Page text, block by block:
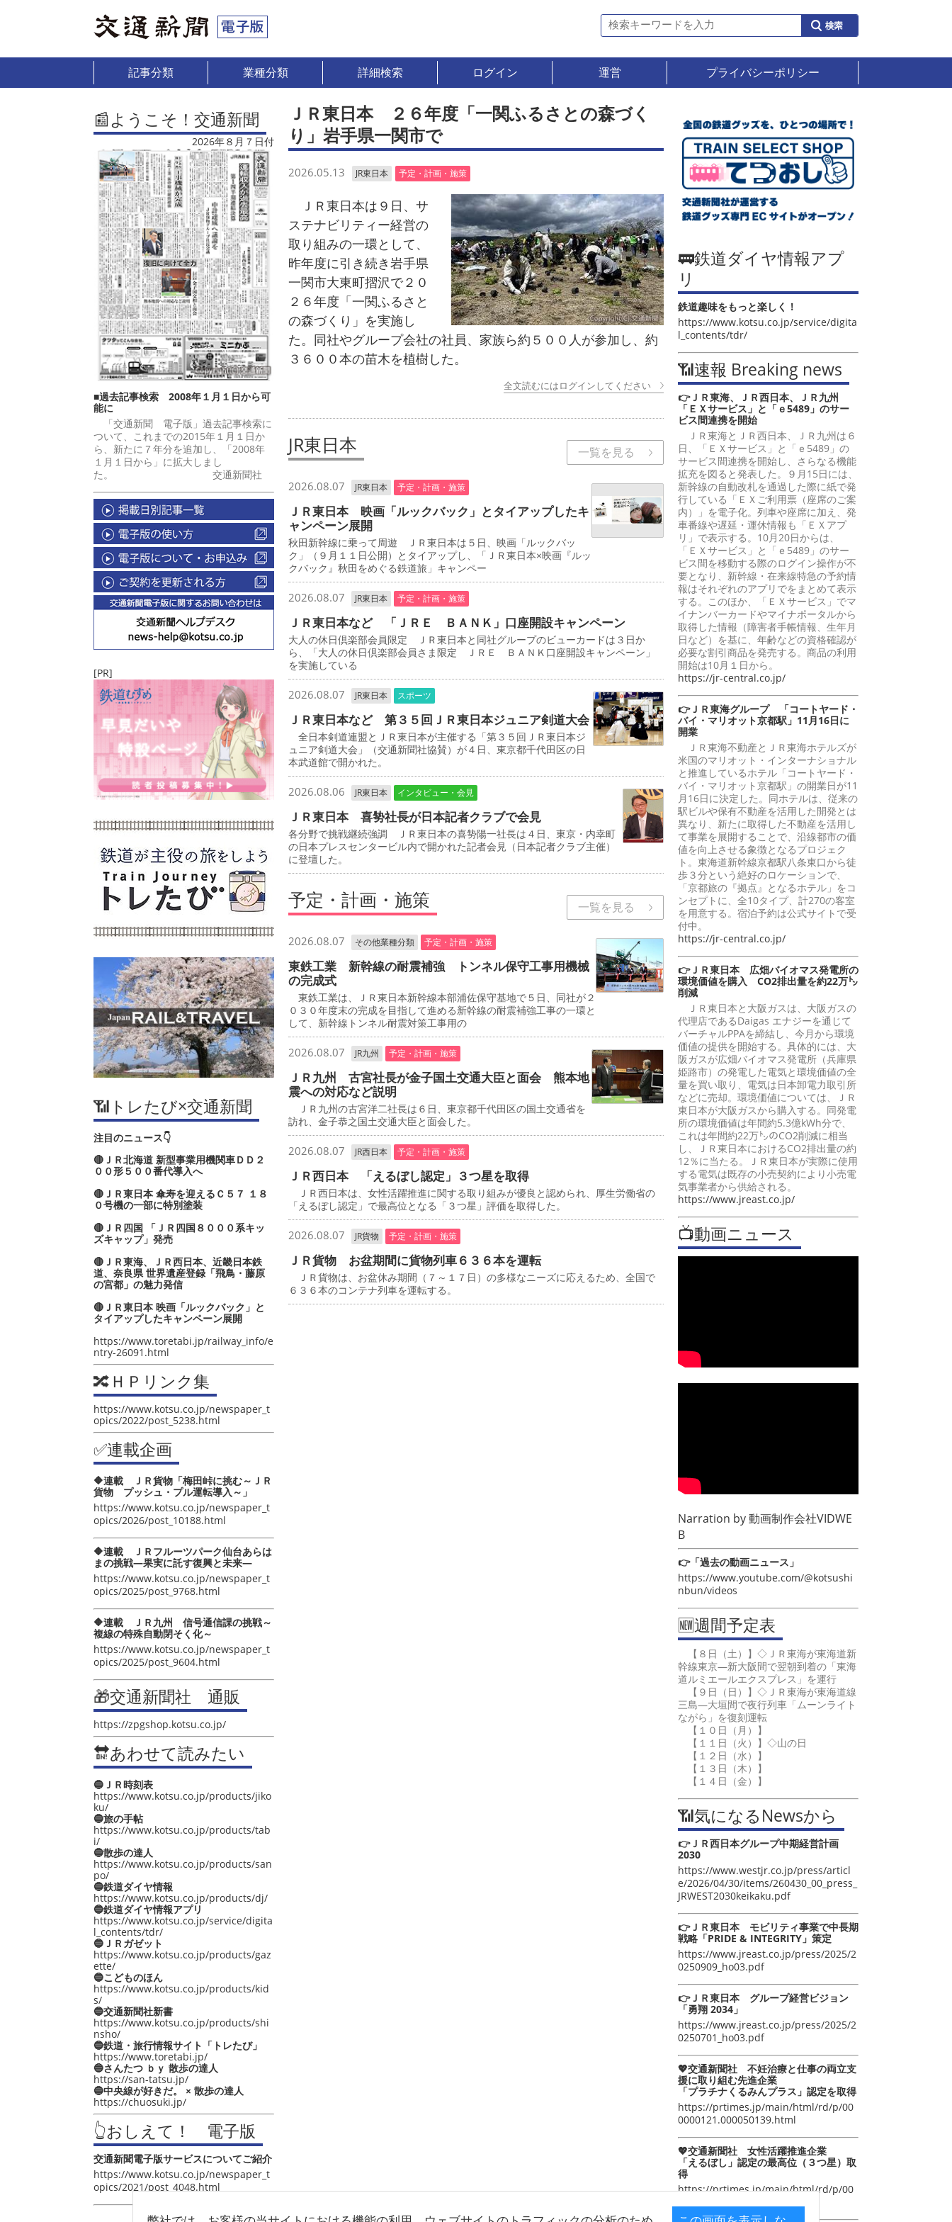
記事分類 業種分類 詳細検索 ログイン 運営 プライバシーポリシー
📰ようこそ！交通新聞
2026年８月７日付
■過去記事検索 2008年１月１日から可
能に
「交通新聞 電子版」過去記事検索に
ついて、これまでの2015年１月１日か
ら、新たに７年分を追加し、「2008年
１月１日から」に拡大しまし
た。 交通新聞社
[PR]
📶トレたび×交通新聞
注目のニュース👇
🔴ＪＲ北海道 新型事業用機関車ＤＤ２
００形５００番代導入へ
🔴ＪＲ東日本 傘寿を迎えるＣ５７ １８
０号機の一部に特別塗装
🔴ＪＲ四国 「ＪＲ四国８０００系キッ
ズキャップ」発売
🔴ＪＲ東海、ＪＲ西日本、近畿日本鉄
道、奈良県 世界遺産登録「飛鳥・藤原
の宮都」の魅力発信
🔴ＪＲ東日本 映画「ルックバック」と
タイアップしたキャンペーン展開
https://www.toretabi.jp/railway_info/e
ntry-26091.html
🔀ＨＰリンク集
https://www.kotsu.co.jp/newspaper_t
opics/2022/post_5238.html
✅連載企画
🔶連載 ＪＲ貨物「梅田峠に挑む～ＪＲ
貨物 プッシュ・プル運転導入～」
https://www.kotsu.co.jp/newspaper_t
opics/2026/post_10188.html
🔶連載 ＪＲフルーツパーク仙台あらは
まの挑戦―果実に託す復興と未来―
https://www.kotsu.co.jp/newspaper_t
opics/2025/post_9768.html
🔶連載 ＪＲ九州 信号通信課の挑戦～
複線の特殊自動閉そく化～
https://www.kotsu.co.jp/newspaper_t
opics/2025/post_9604.html
🎁交通新聞社 通販
https://zpgshop.kotsu.co.jp/
🔛あわせて読みたい
🔵ＪＲ時刻表
https://www.kotsu.co.jp/products/jiko
ku/
🔵旅の手帖
https://www.kotsu.co.jp/products/tab
i/
🔵散歩の達人
https://www.kotsu.co.jp/products/san
po/
🔵鉄道ダイヤ情報
https://www.kotsu.co.jp/products/dj/
🔵鉄道ダイヤ情報アプリ
https://www.kotsu.co.jp/service/digita
l_contents/tdr/
🔵ＪＲガゼット
https://www.kotsu.co.jp/products/gaz
ette/
🔵こどものほん
https://www.kotsu.co.jp/products/kid
s/
🔵交通新聞社新書
https://www.kotsu.co.jp/products/shi
nsho/
🔵鉄道・旅行情報サイト「トレたび」
https://www.toretabi.jp/
🔵さんたつ ｂｙ 散歩の達人
https://san-tatsu.jp/
🔵中央線が好きだ。 × 散歩の達人
https://chuosuki.jp/
👆おしえて！ 電子版
交通新聞電子版サービスについてご紹介
https://www.kotsu.co.jp/newspaper_t
opics/2021/post_4048.html
ＪＲ東日本 ２６年度「一関ふるさとの森づく
り」岩手県一関市で
2026.05.13 JR東日本 予定・計画・施策
ＪＲ東日本は９日、サ
ステナビリティー経営の
取り組みの一環として、
昨年度に引き続き岩手県
一関市大東町摺沢で２０
２６年度「一関ふるさと
の森づくり」を実施し
た。同社やグループ会社の社員、家族ら約５００人が参加し、約
３６００本の苗木を植樹した。
全文読むにはログインしてください
JR東日本 一覧を見る
2026.08.07 JR東日本 予定・計画・施策
ＪＲ東日本 映画「ルックバック」とタイアップしたキ
ャンペーン展開
秋田新幹線に乗って周遊 ＪＲ東日本は５日、映画「ルックバッ
ク」（９月１１日公開）とタイアップし、「ＪＲ東日本×映画『ルッ
クバック』秋田をめぐる鉄道旅」キャンペー
2026.08.07 JR東日本 予定・計画・施策
ＪＲ東日本など 「ＪＲＥ ＢＡＮＫ」口座開設キャンペーン
大人の休日倶楽部会員限定 ＪＲ東日本と同社グループのビューカードは３日か
ら、「大人の休日倶楽部会員さま限定 ＪＲＥ ＢＡＮＫ口座開設キャンペーン」
を実施している
2026.08.07 JR東日本 スポーツ
ＪＲ東日本など 第３５回ＪＲ東日本ジュニア剣道大会
全日本剣道連盟とＪＲ東日本が主催する「第３５回ＪＲ東日本ジ
ュニア剣道大会」（交通新聞社協賛）が４日、東京都千代田区の日
本武道館で開かれた。
2026.08.06 JR東日本 インタビュー・会見
ＪＲ東日本 喜㔟社長が日本記者クラブで会見
各分野で挑戦継続強調 ＪＲ東日本の喜㔟陽一社長は４日、東京・内幸町
の日本プレスセンタービル内で開かれた記者会見（日本記者クラブ主催）
に登壇した。
予定・計画・施策 一覧を見る
2026.08.07 その他業種分類 予定・計画・施策
東鉄工業 新幹線の耐震補強 トンネル保守工事用機械
の完成式
東鉄工業は、ＪＲ東日本新幹線本部浦佐保守基地で５日、同社が２
０３０年度末の完成を目指して進める新幹線の耐震補強工事の一環と
して、新幹線トンネル耐震対策工事用の
2026.08.07 JR九州 予定・計画・施策
ＪＲ九州 古宮社長が金子国土交通大臣と面会 熊本地
震への対応など説明
ＪＲ九州の古宮洋二社長は６日、東京都千代田区の国土交通省を
訪れ、金子恭之国土交通大臣と面会した。
2026.08.07 JR西日本 予定・計画・施策
ＪＲ西日本 「えるぼし認定」３つ星を取得
ＪＲ西日本は、女性活躍推進に関する取り組みが優良と認められ、厚生労働省の
「えるぼし認定」で最高位となる「３つ星」評価を取得した。
2026.08.07 JR貨物 予定・計画・施策
ＪＲ貨物 お盆期間に貨物列車６３６本を運転
ＪＲ貨物は、お盆休み期間（７～１７日）の多様なニーズに応えるため、全国で
６３６本のコンテナ列車を運転する。
🚃鉄道ダイヤ情報アプ
リ
鉄道趣味をもっと楽しく！
https://www.kotsu.co.jp/service/digita
l_contents/tdr/
📶速報 Breaking news
👉ＪＲ東海、ＪＲ西日本、ＪＲ九州
「ＥＸサービス」と「ｅ5489」のサー
ビス間連携を開始
ＪＲ東海とＪＲ西日本、ＪＲ九州は６
日、「ＥＸサービス」と「ｅ5489」の
サービス間連携を開始し、さらなる機能
拡充を図ると発表した。９月15日には、
新幹線の自動改札を通過した際に紙で発
行している「ＥＸご利用票（座席のご案
内）」を電子化。列車や座席に加え、発
車番線や遅延・運休情報も「ＥＸアプ
リ」で表示する。10月20日からは、
「ＥＸサービス」と「ｅ5489」のサー
ビス間を移動する際のログイン操作が不
要となり、新幹線・在来線特急の予約情
報はそれぞれのアプリでをまとめて表示
する。このほか、「ＥＸサービス」でマ
イナンバーカードやマイナポータルから
取得した情報（障害者手帳情報、生年月
日など）を基に、年齢などの資格確認が
必要な割引商品を発売する。商品の利用
開始は10月１日から。
https://jr-central.co.jp/
👉ＪＲ東海グループ 「コートヤード・
バイ・マリオット京都駅」11月16日に
開業
ＪＲ東海不動産とＪＲ東海ホテルズが
米国のマリオット・インターナショナル
と推進しているホテル「コートヤード・
バイ・マリオット京都駅」の開業日が11
月16日に決定した。同ホテルは、従来の
駅ビルや保有不動産を活用した開発とは
異なり、新たに取得した不動産を活用し
て事業を展開することで、沿線都市の価
値を向上させる象徴となるプロジェク
ト。東海道新幹線京都駅八条東口から徒
歩３分という絶好のロケーションで、
「京都旅の『拠点』となるホテル」をコ
ンセプトに、全10タイプ、計270の客室
を用意する。宿泊予約は公式サイトで受
付中。
https://jr-central.co.jp/
👉ＪＲ東日本 広畑バイオマス発電所の
環境価値を購入 CO2排出量を約22万㌧
削減
ＪＲ東日本と大阪ガスは、大阪ガスの
代理店であるDaigas エナジーを通じて
バーチャルPPAを締結し、今月から環境
価値の提供を開始する。具体的には、大
阪ガスが広畑バイオマス発電所（兵庫県
姫路市）の発電した電気と環境価値の全
量を買い取り、電気は日本卸電力取引所
などに売却。環境価値については、ＪＲ
東日本が大阪ガスから購入する。同発電
所の環境価値は年間約5.3億kWh分で、
これは年間約22万㌧のCO2削減に相当
し、ＪＲ東日本におけるCO2排出量の約
12％に当たる。ＪＲ東日本が実際に使用
する電気は既存の小売契約により小売電
気事業者から供給される。
https://www.jreast.co.jp/
📺動画ニュース
Narration by動画制作会社VIDWE
B
👉「過去の動画ニュース」
https://www.youtube.com/@kotsushi
nbun/videos
🆕週間予定表
【８日（土）】◇ＪＲ東海が東海道新
幹線東京―新大阪間で翌朝到着の「東海
道ルミエールエクスプレス」を運行
【９日（日）】◇ＪＲ東海が東海道線
三島―大垣間で夜行列車「ムーンライト
ながら」を復刻運転
【１０日（月）】
【１１日（火）】◇山の日
【１２日（水）】
【１３日（木）】
【１４日（金）】
📶気になるNewsから
👉ＪＲ西日本グループ中期経営計画
2030
https://www.westjr.co.jp/press/articl
e/2026/04/30/items/260430_00_press_
JRWEST2030keikaku.pdf
👉ＪＲ東日本 モビリティ事業で中長期
戦略「PRIDE & INTEGRITY」策定
https://www.jreast.co.jp/press/2025/2
0250909_ho03.pdf
👉ＪＲ東日本 グループ経営ビジョン
「勇翔 2034」
https://www.jreast.co.jp/press/2025/2
0250701_ho03.pdf
💖交通新聞社 不妊治療と仕事の両立支
援に取り組む先進企業
「プラチナくるみんプラス」認定を取得
https://prtimes.jp/main/html/rd/p/00
0000121.000050139.html
💖交通新聞社 女性活躍推進企業
「えるぼし」認定の最高位（３つ星）取
得
https://prtimes.jp/main/html/rd/p/00